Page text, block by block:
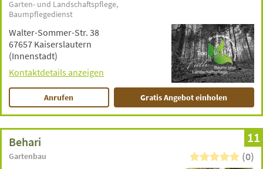
Garten- und Landschaftspflege
Baumpflegedienst
Walter-Sommer-Str. 38
67657 Kaiserslautern
(Innenstadt)
Kontaktdetails anzeigen
Anrufen Gratis Angebot einholen
11
Behari
Gartenbau (0)